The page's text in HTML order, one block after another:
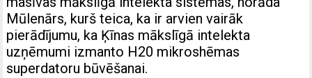
Mūlenārs, kurš teica, ka ir arvien vairāk
pierādījumu, ka Ķīnas mākslīgā intelekta
uzņēmumi izmanto H20 mikroshēmas
superdatoru būvēšanai.